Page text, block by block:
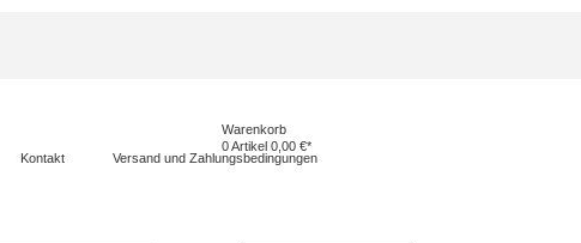
Kontakt
Versand und Zahlungsbedingungen
Warenkorb
0Artikel 0,00 €*